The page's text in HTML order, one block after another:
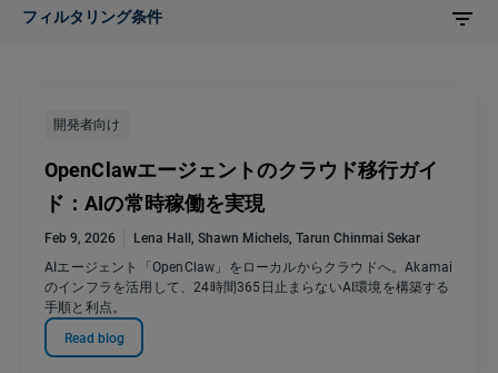
フィルタリング条件
開発者向け
OpenClawエージェントのクラウド移行ガイ
ド：AIの常時稼働を実現
Feb 9, 2026 Lena Hall , Shawn Michels, Tarun Chinmai Sekar
AIエージェント「OpenClaw」をローカルからクラウドへ。Akamai
のインフラを活用して、24時間365日止まらないAI環境を構築する
手順と利点。
Read blog